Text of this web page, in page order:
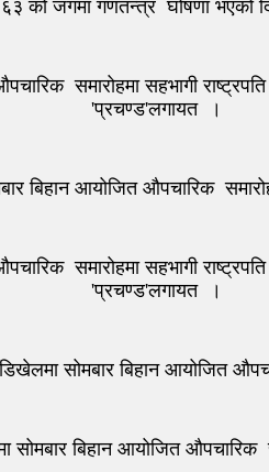
को जगमा गणतन्त्र घोषणा
समारोहमा सहभागी
'प्रचण्ड'लगायत ।
बिहान आयोजित औपचारिक
समारोहमा सहभागी
'प्रचण्ड'लगायत ।
सोमबार बिहान आयोजित
बिहान आयोजित औपचारिक